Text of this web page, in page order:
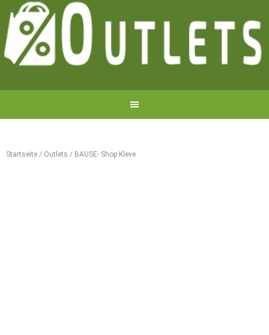
Startseite / Outlets / BAUSE- Shop Kleve